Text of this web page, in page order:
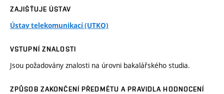
ZAJIŠŤUJE ÚSTAV
Ústav telekomunikací (UTKO)
VSTUPNÍ ZNALOSTI
Jsou požadovány znalosti na úrovni bakalářského studia.
ZPŮSOB ZAKONČENÍ PŘEDMĚTU A PRAVIDLA HODNOCENÍ